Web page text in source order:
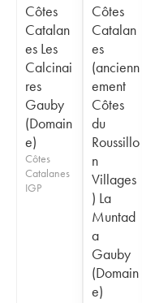
Côtes
Catalan
es Les
Calcinai
res
Gauby
(Domain
e)
Côtes
Catalanes
IGP
Côtes
Catalan
es
(ancienn
ement
Côtes
du
Roussillo
n
Villages
) La
Muntad
a
Gauby
(Domain
e)